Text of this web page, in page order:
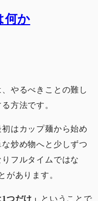
何か
、やるべきことの難し
方法です。
はカップ麺から始め
炒め物へと少しずつ
フルタイムではな
があります。
つだけ」
ということで